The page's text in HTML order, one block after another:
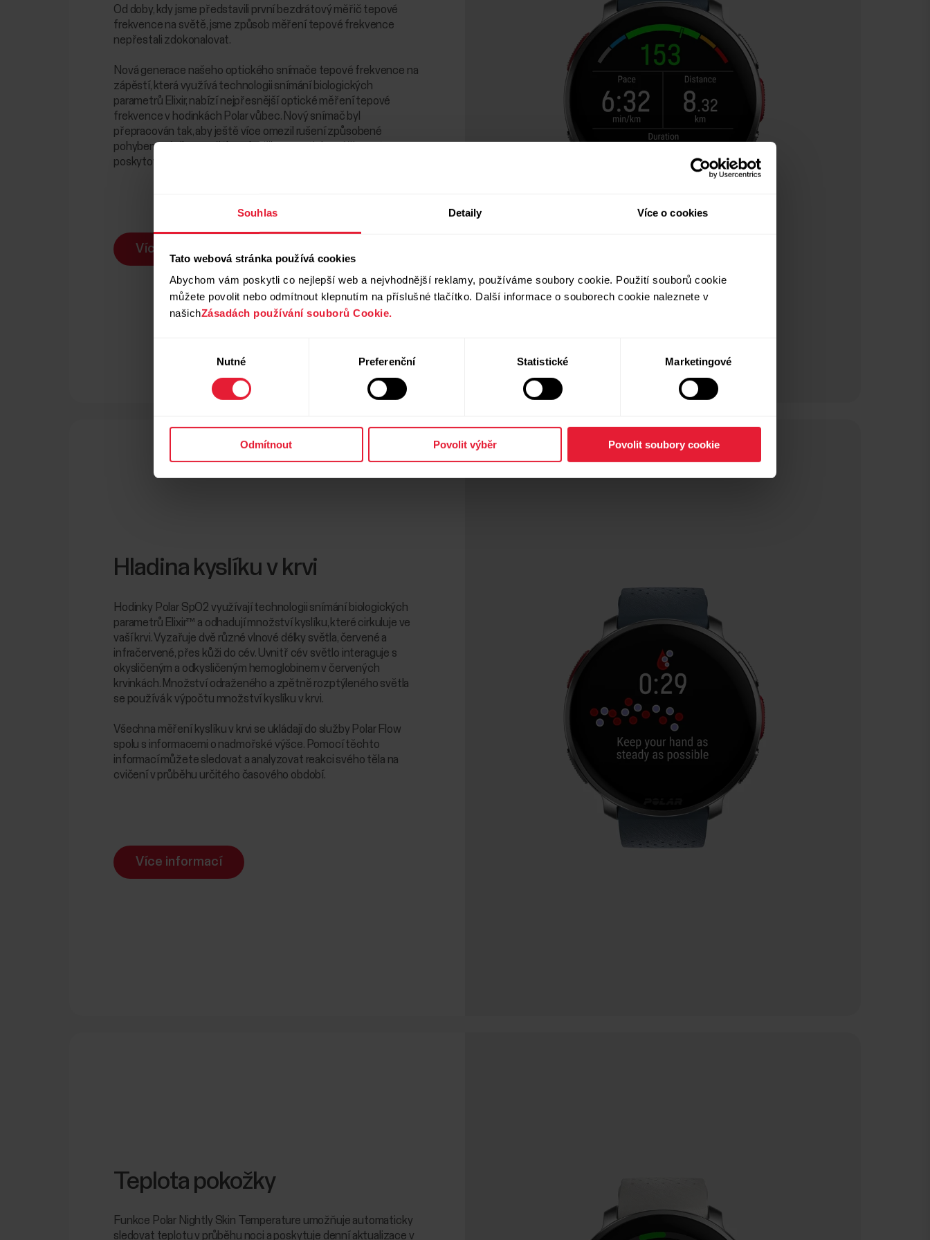
Souhlas Detaily Více o cookies
Tato webová stránka používá cookies
Abychom vám poskytli co nejlepší web a nejvhodnější reklamy, používáme soubory cookie. Použití souborů cookie
můžete povolit nebo odmítnout klepnutím na příslušné tlačítko. Další informace o souborech cookie naleznete v
našichZásadách používání souborů Cookie.
Nutné Preferenční Statistické Marketingové
Odmítnout Povolit výběr Povolit soubory cookie
Od doby, kdy jsme představili první bezdrátový měřič tepové
frekvence na světě, jsme způsob měření tepové frekvence
nepřestali zdokonalovat.
Nová generace našeho optického snímače tepové frekvence na
zápěstí, která využívá technologii snímání biologických
parametrů Elixir, nabízí nejpřesnější optické měření tepové
frekvence v hodinkách Polar vůbec. Nový snímač byl
přepracován tak, aby ještě více omezil rušení způsobené
pohybem a únikem světla a zlepšil energetickou účinnost a
poskytoval přesné údaje po celý den.
Více informací
Hladina kyslíku v krvi
Hodinky Polar SpO2 využívají technologii snímání biologických
parametrů Elixir™ a odhadují množství kyslíku, které cirkuluje ve
vaší krvi. Vyzařuje dvě různé vlnové délky světla, červené a
infračervené, přes kůži do cév. Uvnitř cév světlo interaguje s
okysličeným a odkysličeným hemoglobinem v červených
krvinkách. Množství odraženého a zpětně rozptýleného světla
se používá k výpočtu množství kyslíku v krvi.
Všechna měření kyslíku v krvi se ukládají do služby Polar Flow
spolu s informacemi o nadmořské výšce. Pomocí těchto
informací můžete sledovat a analyzovat reakci svého těla na
cvičení v průběhu určitého časového období.
Více informací
Teplota pokožky
Funkce Polar Nightly Skin Temperature umožňuje automaticky
sledovat teplotu v průběhu noci a poskytuje denní aktualizace v